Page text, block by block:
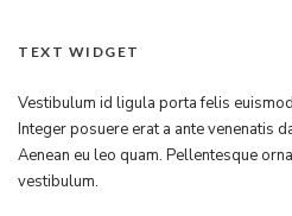
TEXT WIDGET
Vestibulum id ligula porta felis
Integer posuere erat a ante venenatis
Aenean eu leo quam. Pellentesque
vestibulum.